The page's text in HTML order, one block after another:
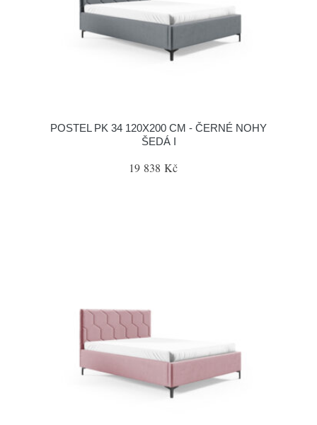
POSTEL PK 34 120X200 CM - ČERNÉ NOHY
ŠEDÁ I
19 838 Kč